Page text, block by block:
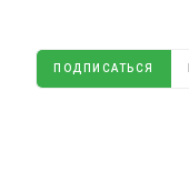
ПОДПИСАТЬСЯ